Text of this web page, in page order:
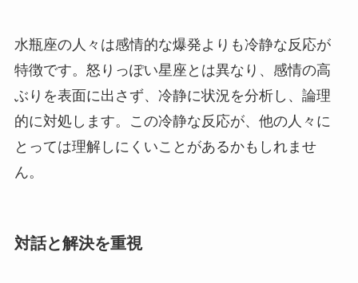
水瓶座の人々は感情的な爆発よりも冷静な反応が
特徴です。怒りっぽい星座とは異なり、感情の高
ぶりを表面に出さず、冷静に状況を分析し、論理
的に対処します。この冷静な反応が、他の人々に
とっては理解しにくいことがあるかもしれませ
ん。
対話と解決を重視